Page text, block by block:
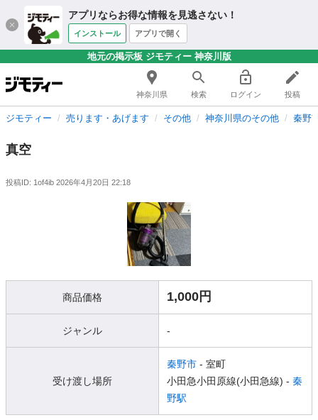
アプリならお得な情報を見逃さない！
インストール アプリで開く
地元の掲示板 ジモティー 神奈川版
神奈川県 検索 ログイン 投稿
ジモティー 売ります・あげます その他 神奈川県のその他 秦野
真空
投稿ID: 1of4ib 2026年4月20日 22:18
商品価格 1,000円
ジャンル -
受け渡し場所
秦野市 - 室町
小田急小田原線(小田急線) - 秦
野駅